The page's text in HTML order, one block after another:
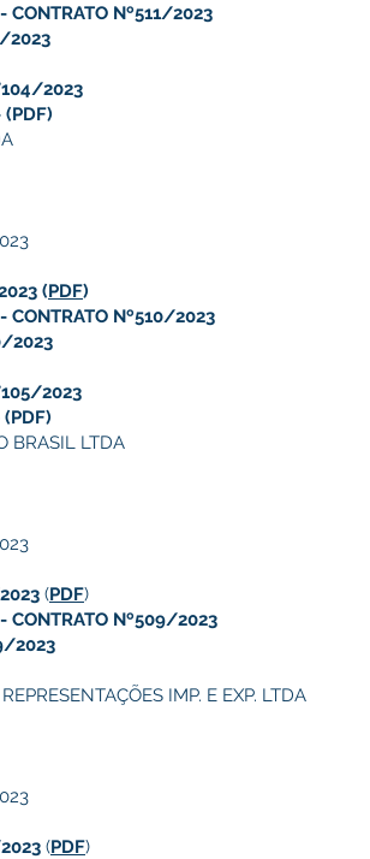
CONTRATO Nº511/2023
2023
2023
(PDF)
(PDF)
CONTRATO Nº510/2023
2023
2023
(PDF)
BRASIL LTDA
(PDF)
CONTRATO Nº509/2023
2023
IMP. E EXP. LTDA
(PDF)